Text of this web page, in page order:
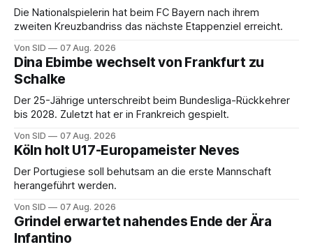
Die Nationalspielerin hat beim FC Bayern nach ihrem
zweiten Kreuzbandriss das nächste Etappenziel erreicht.
Von SID 07 Aug. 2026
Dina Ebimbe wechselt von Frankfurt zu
Schalke
Der 25-Jährige unterschreibt beim Bundesliga-Rückkehrer
bis 2028. Zuletzt hat er in Frankreich gespielt.
Von SID 07 Aug. 2026
Köln holt U17-Europameister Neves
Der Portugiese soll behutsam an die erste Mannschaft
herangeführt werden.
Von SID 07 Aug. 2026
Grindel erwartet nahendes Ende der Ära
Infantino